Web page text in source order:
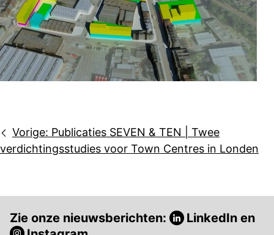
Bericht
navigatie
Vorige: Publicaties SEVEN & TEN | Twee
verdichtingsstudies voor Town Centres in Londen
Zie onze nieuwsberichten: LinkedIn en